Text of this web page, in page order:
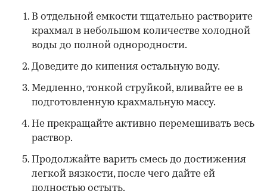
В отдельной емкости тщательно растворите
крахмал в небольшом количестве холодной
воды до полной однородности.
Доведите до кипения остальную воду.
Медленно, тонкой струйкой, вливайте ее в
подготовленную крахмальную массу.
Не прекращайте активно перемешивать весь
раствор.
Продолжайте варить смесь до достижения
легкой вязкости, после чего дайте ей
полностью остыть.